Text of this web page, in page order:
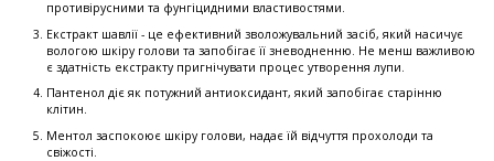
противірусними та фунгіцидними властивостями.
Екстракт шавлії - це ефективний зволожувальний засіб, який насичує
вологою шкіру голови та запобігає її зневодненню. Не менш важливою
є здатність екстракту пригнічувати процес утворення лупи.
Пантенол діє як потужний антиоксидант, який запобігає старінню
клітин.
Ментол заспокоює шкіру голови, надає їй відчуття прохолоди та
свіжості.